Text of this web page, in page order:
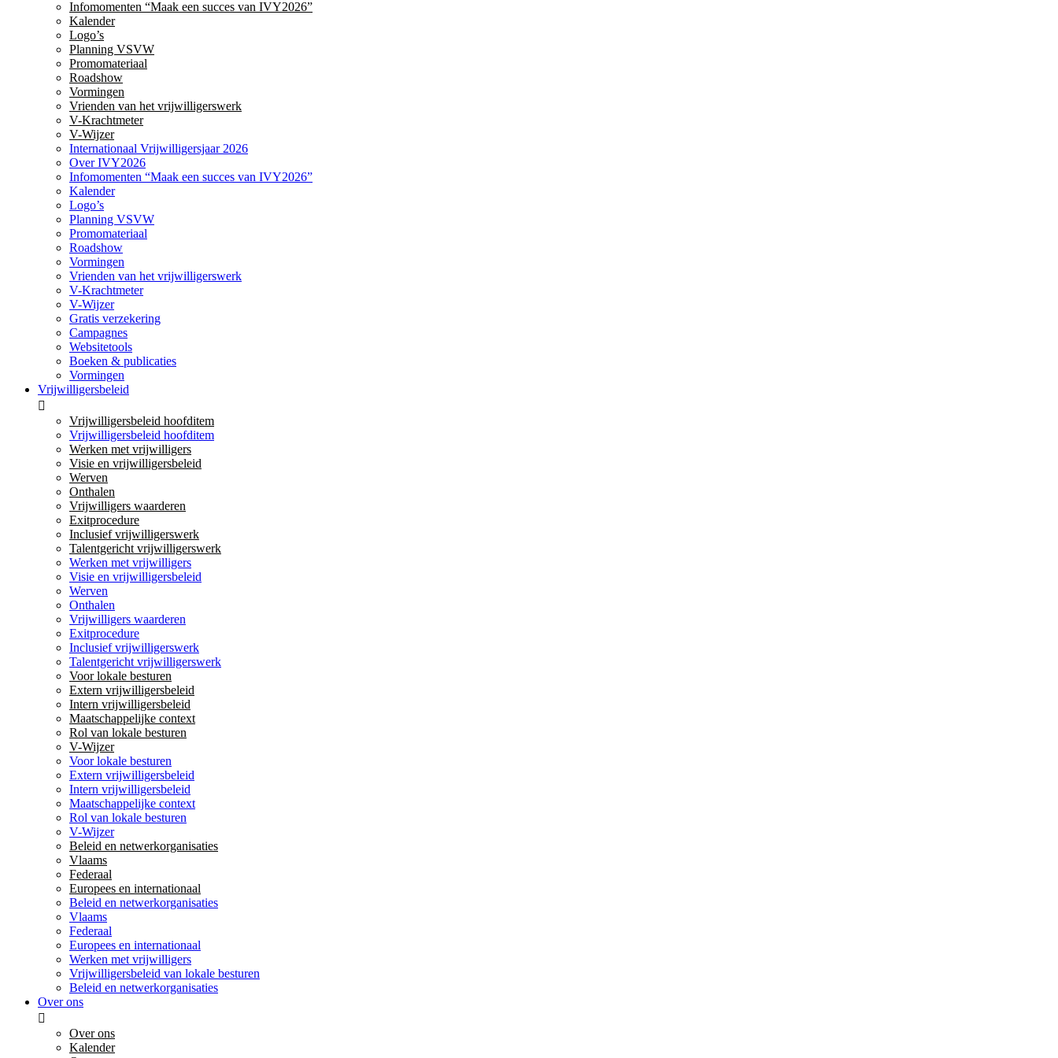
Infomomenten “Maak een succes van IVY2026”
Kalender
Logo’s
Planning VSVW
Promomateriaal
Roadshow
Vormingen
Vrienden van het vrijwilligerswerk
V-Krachtmeter
V-Wijzer
Internationaal Vrijwilligersjaar 2026
Over IVY2026
Infomomenten “Maak een succes van IVY2026”
Kalender
Logo’s
Planning VSVW
Promomateriaal
Roadshow
Vormingen
Vrienden van het vrijwilligerswerk
V-Krachtmeter
V-Wijzer
Gratis verzekering
Campagnes
Websitetools
Boeken & publicaties
Vormingen
Vrijwilligersbeleid
Vrijwilligersbeleid hoofditem
Vrijwilligersbeleid hoofditem
Werken met vrijwilligers
Visie en vrijwilligersbeleid
Werven
Onthalen
Vrijwilligers waarderen
Exitprocedure
Inclusief vrijwilligerswerk
Talentgericht vrijwilligerswerk
Werken met vrijwilligers
Visie en vrijwilligersbeleid
Werven
Onthalen
Vrijwilligers waarderen
Exitprocedure
Inclusief vrijwilligerswerk
Talentgericht vrijwilligerswerk
Voor lokale besturen
Extern vrijwilligersbeleid
Intern vrijwilligersbeleid
Maatschappelijke context
Rol van lokale besturen
V-Wijzer
Voor lokale besturen
Extern vrijwilligersbeleid
Intern vrijwilligersbeleid
Maatschappelijke context
Rol van lokale besturen
V-Wijzer
Beleid en netwerkorganisaties
Vlaams
Federaal
Europees en internationaal
Beleid en netwerkorganisaties
Vlaams
Federaal
Europees en internationaal
Werken met vrijwilligers
Vrijwilligersbeleid van lokale besturen
Beleid en netwerkorganisaties
Over ons
Over ons
Kalender